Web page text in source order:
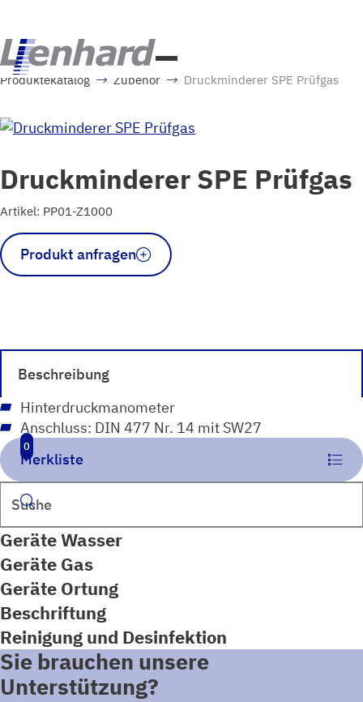
Merkliste
0
Suchen
Geräte Wasser
Geräte Gas
Geräte Ortung
Beschriftung
Reinigung und Desinfektion
Produktekatalog Zubehör Druckminderer SPE Prüfgas
Druckminderer SPE Prüfgas
Artikel: PP01-Z1000
Druckminderer
SPE
Prüfgas
Produkt anfragen
Beschreibung
Hinterdruckmanometer
Anschluss: DIN 477 Nr. 14 mit SW27
Sie brauchen unsere
Unterstützung?